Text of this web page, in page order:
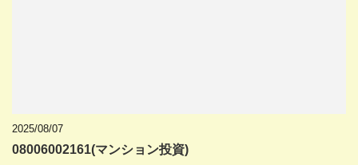
2025/08/07
08006002161(マンション投資)